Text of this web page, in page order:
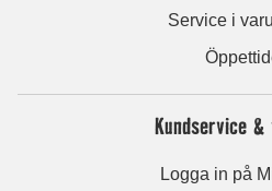
Service i
Kundservice
Logga in på